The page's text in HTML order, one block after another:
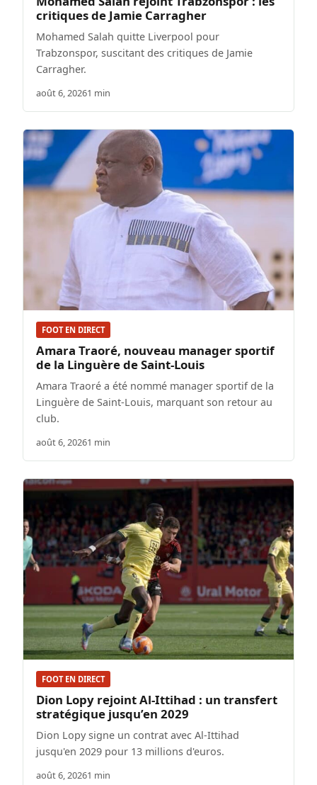
critiques de Jamie Carragher
Mohamed Salah quitte Liverpool pour
Trabzonspor, suscitant des critiques de Jamie
Carragher.
août 6, 20261 min
FOOT EN DIRECT
Amara Traoré, nouveau manager sportif
de la Linguère de Saint-Louis
Amara Traoré a été nommé manager sportif de la
Linguère de Saint-Louis, marquant son retour au
club.
août 6, 20261 min
FOOT EN DIRECT
Dion Lopy rejoint Al-Ittihad : un transfert
stratégique jusqu’en 2029
Dion Lopy signe un contrat avec Al-Ittihad
jusqu'en 2029 pour 13 millions d'euros.
août 6, 20261 min